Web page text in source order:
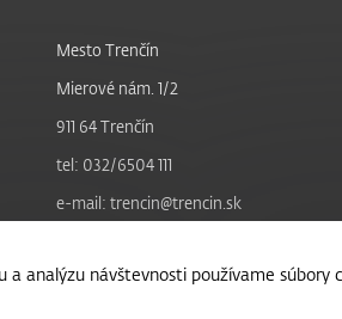
a analýzu návštevnosti používame súbory
Mesto Trenčín
Mierové nám. 1/2
911 64 Trenčín
tel: 032/6504 111
e-mail: trencin@trencin.sk